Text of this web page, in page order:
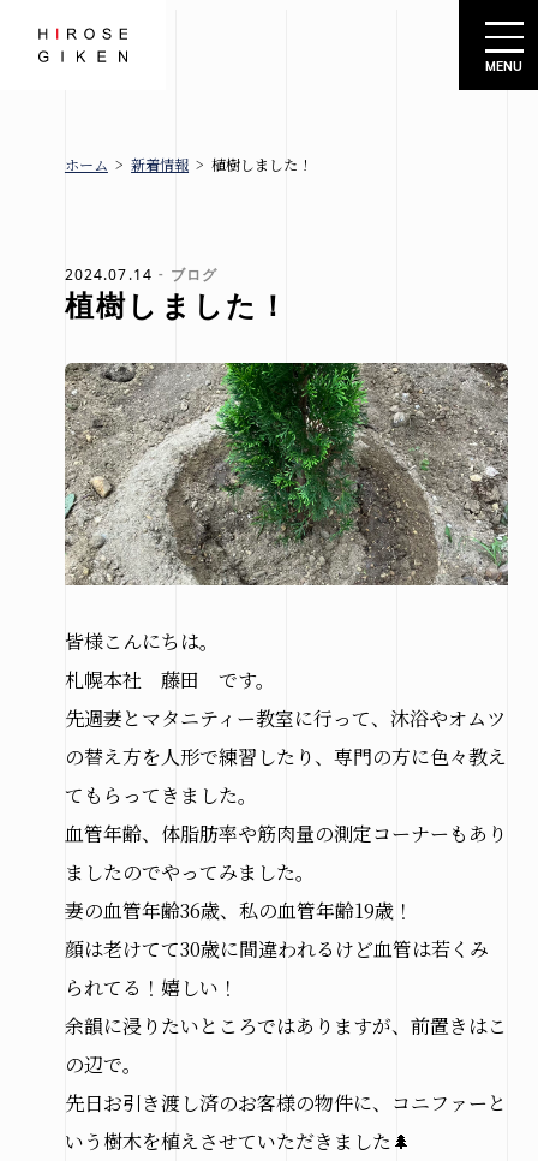
株式会社広瀬技建
ホーム > 新着情報 > 植樹しました！
2024.07.14 ブログ
植樹しました！
皆様こんにちは。
札幌本社 藤田 です。
先週妻とマタニティー教室に行って、沐浴やオムツ
の替え方を人形で練習したり、専門の方に色々教え
てもらってきました。
血管年齢、体脂肪率や筋肉量の測定コーナーもあり
ましたのでやってみました。
妻の血管年齢36歳、私の血管年齢19歳！
顔は老けてて30歳に間違われるけど血管は若くみ
られてる！嬉しい！
余韻に浸りたいところではありますが、前置きはこ
の辺で。
先日お引き渡し済のお客様の物件に、コニファーと
いう樹木を植えさせていただきました🌲
広瀬技建
規格住宅
ソーレ-
建売情報
札幌
市
市
その他
施工実績
札幌
本店
北見
支店
イベ
ント
情報
会社概要
来場予約はこちら